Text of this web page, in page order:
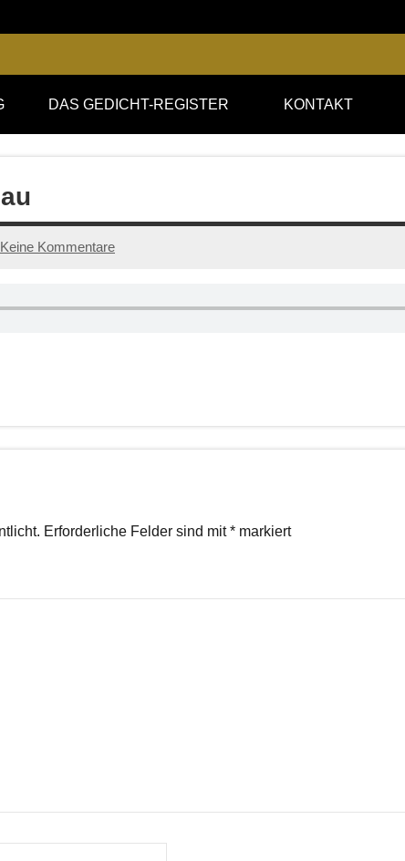
DAS GEDICHT-REGISTER KONTAKT
Keine Kommentare
Erforderliche Felder sind mit* markiert